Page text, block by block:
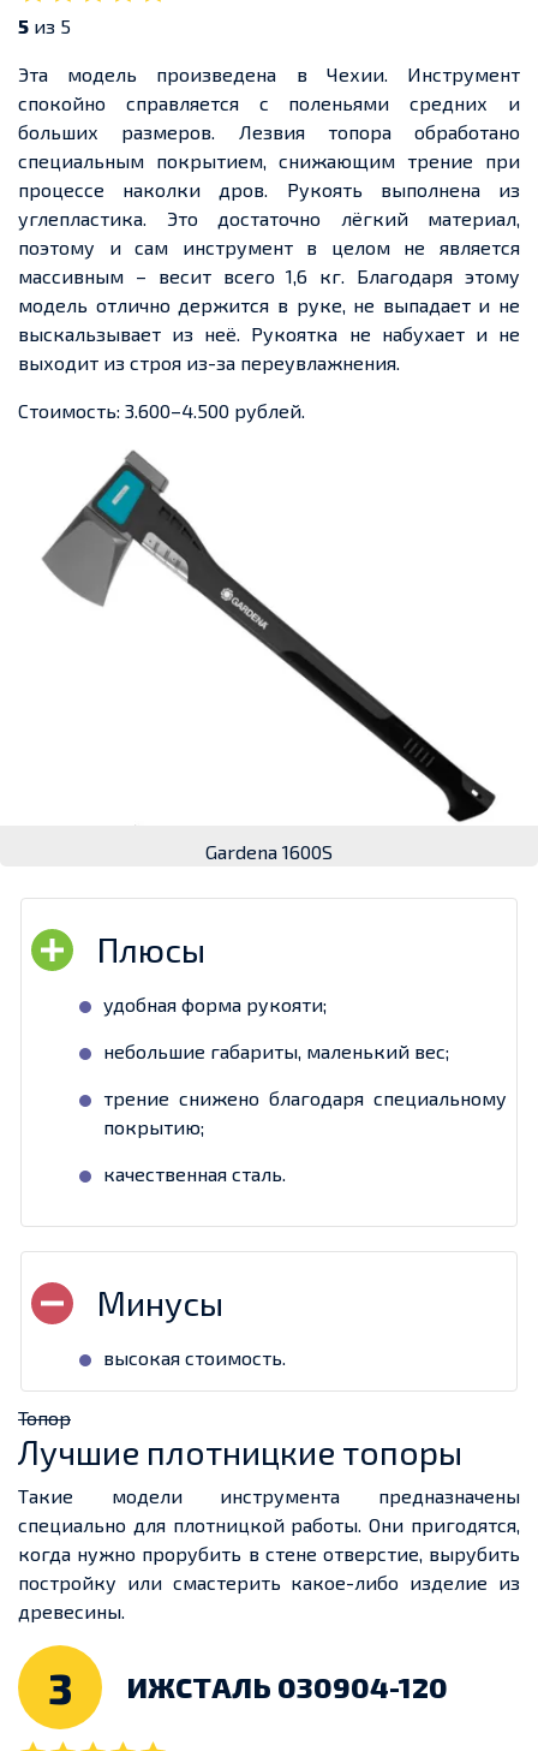
5 из 5
Эта модель произведена в Чехии. Инструмент
спокойно справляется с поленьями средних и
больших размеров. Лезвия топора обработано
специальным покрытием, снижающим трение при
процессе наколки дров. Рукоять выполнена из
углепластика. Это достаточно лёгкий материал,
поэтому и сам инструмент в целом не является
массивным – весит всего 1,6 кг. Благодаря этому
модель отлично держится в руке, не выпадает и не
выскальзывает из неё. Рукоятка не набухает и не
выходит из строя из-за переувлажнения.
Стоимость: 3.600–4.500 рублей.
Gardena 1600S
удобная форма рукояти;
небольшие габариты, маленький вес;
трение снижено благодаря специальному
покрытию;
качественная сталь.
высокая стоимость.
Топор
Лучшие плотницкие топоры
Такие модели инструмента предназначены
специально для плотницкой работы. Они пригодятся,
когда нужно прорубить в стене отверстие, вырубить
постройку или смастерить какое-либо изделие из
древесины.
3 ИЖСТАЛЬ 030904-120